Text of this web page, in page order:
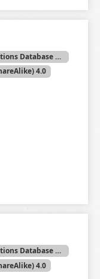
Rekihaku Collection Database (Collections Database of the National Museum of Japanese History)
4.0
Rekihaku Collection Database (Collections Database of the National Museum of Japanese History)
4.0